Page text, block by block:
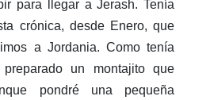
para llegar a Jerash. Tenía
crónica, desde Enero, que
a Jordania. Como tenía
un montajito que
pondré una pequeña